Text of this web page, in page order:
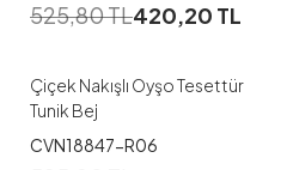
525,80TL420,20 TL
38 40 44
Çiçek Nakışlı Oyşo Tesettür
Tunik Bej
CVN18847-R06